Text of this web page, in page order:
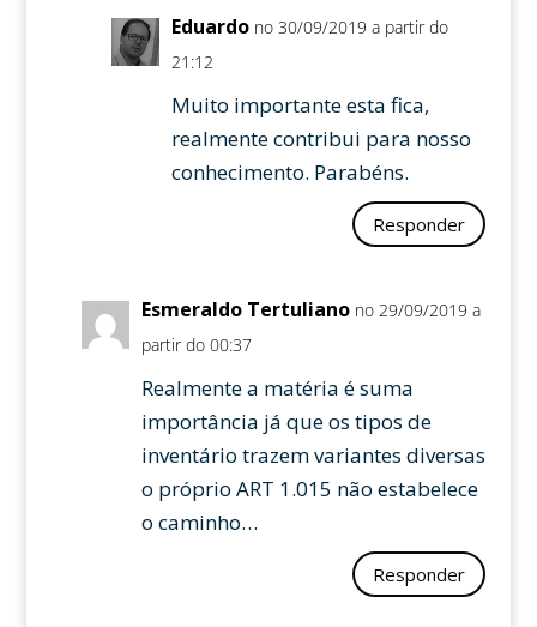
Eduardo no 30/09/2019 a partir do
21:12
Muito importante esta fica,
realmente contribui para nosso
conhecimento. Parabéns.
Responder
Esmeraldo Tertuliano no 29/09/2019 a
partir do 00:37
Realmente a matéria é suma
importância já que os tipos de
inventário trazem variantes diversas
o próprio ART 1.015 não estabelece
o caminho…
Responder